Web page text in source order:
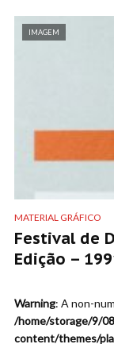
IMAGEM
MATERIAL GRÁFICO
Festival de
Edição –
Warning: A non-
/home/storage/9/
content/themes/